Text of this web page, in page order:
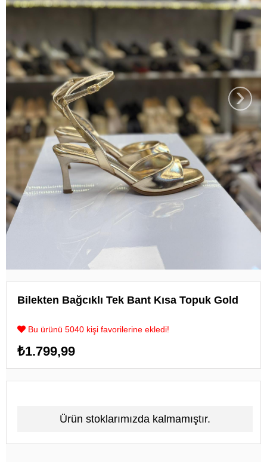
›
Bilekten Bağcıklı Tek Bant Kısa Topuk Gold
Bu ürünü 5040 kişi favorilerine ekledi!
₺1.799,99
Ürün stoklarımızda kalmamıştır.